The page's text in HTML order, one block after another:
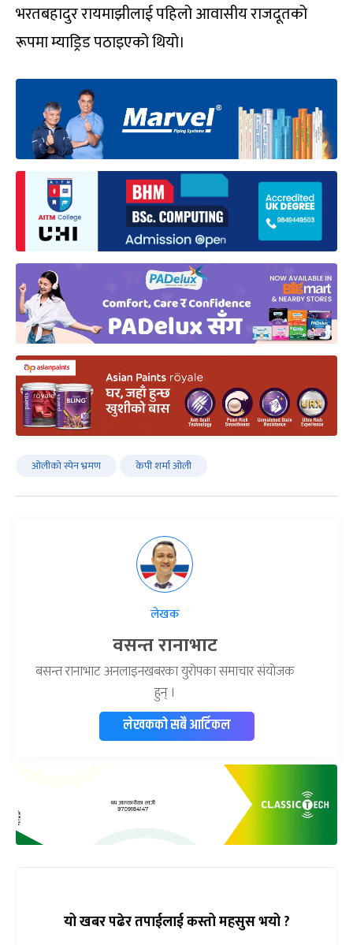
भरतबहादुर रायमाझीलाई पहिलो आवासीय राजदूतको
रूपमा म्याड्रिड पठाइएको थियो।
ओलीको स्पेन भ्रमण केपी शर्मा ओली
लेखक
वसन्त रानाभाट
बसन्त रानाभाट अनलाइनखबरका युरोपका समाचार संयोजक
हुन् ।
लेखकको सबै आर्टिकल
यो खबर पढेर तपाईलाई कस्तो महसुस भयो ?